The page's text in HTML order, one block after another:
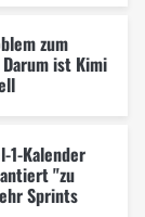
zum
ist Kimi
1-Kalender
"zu
Sprints